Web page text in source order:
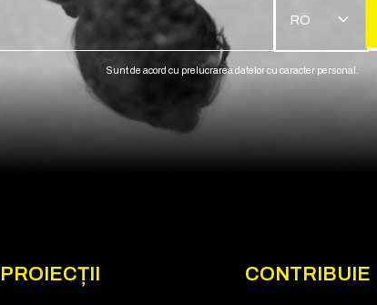
RO
Sunt de acord cu prelucrarea datelor cu caracter personal.
PROIECȚII CONTRIBUIE